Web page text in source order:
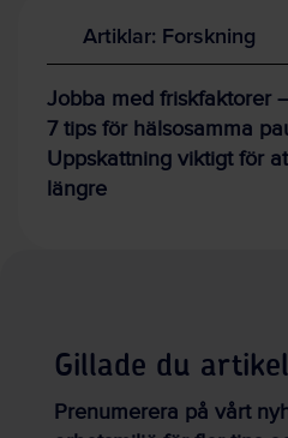
Artiklar: Forskning
Jobba med friskfaktorer
7 tips för hälsosamma
Uppskattning viktigt för
längre
Gillade du
Prenumerera på vårt